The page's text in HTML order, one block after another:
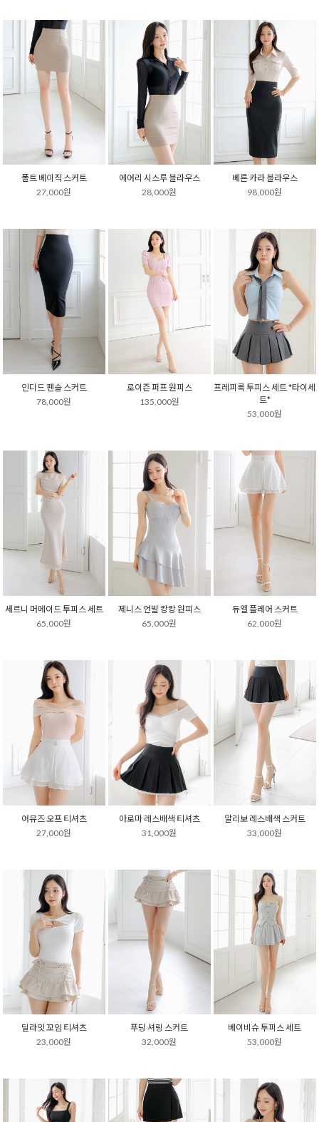
폴트 베이직 스커트
27,000원
에어리 시스루 블라우스
28,000원
베른 카라 블라우스
98,000원
인디드 펜슬 스커트
78,000원
로이즌 퍼프 원피스
135,000원
프레피룩 투피스 세트 *타이세
트*
53,000원
세르니 머메이드 투피스 세트
65,000원
제니스 언발 캉캉 원피스
65,000원
듀엘 플레어 스커트
62,000원
어뮤즈 오프 티셔츠
27,000원
아로마 레스배색 티셔츠
31,000원
알리보 레스배색 스커트
33,000원
딜라잇 꼬임 티셔츠
23,000원
푸딩 셔링 스커트
32,000원
베이비슈 투피스 세트
53,000원